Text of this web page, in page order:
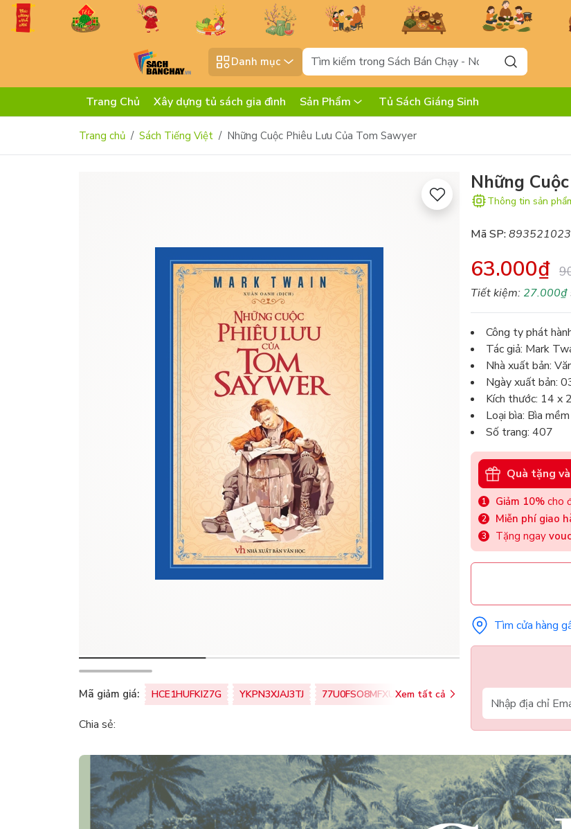
Danh mục
Trang Chủ Xây dựng tủ sách gia đình Sản Phẩm Tủ Sách Giáng Sinh
Trang chủ Sách Tiếng Việt Những Cuộc Phiêu Lưu Của Tom Sawyer
Mã giảm giá: HCE1HUFKIZ7G YKPN3XJAJ3TJ 77U0FSO8MFXU Xem tất cả
Chia sẻ:
Những
Thông tin sản
Mã SP:
63.000₫
Tiết kiệm: 27.000₫
Công ty phát
Tác giả: Mark
Nhà xuất bản:
Ngày xuất bản:
Kích thước: 14 x
Loại bìa: Bìa mềm
Số trang: 407
Quà tặng
Giảm 10% cho
Miễn phí giao
Tặng ngay
Tìm cửa hàng